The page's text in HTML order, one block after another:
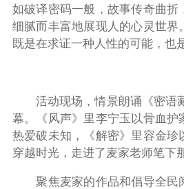
如破译密码一般，故事传奇曲
细腻而丰富地展现人的心灵世
既是在求证一种人性的可能，也
活动现场 ，情景朗诵《密语
幕。《风声》里李宁玉以骨血
热爱破未知，《解密》里容金
穿越时光，走进了麦家老师笔下
聚焦麦家的作品和倡导全